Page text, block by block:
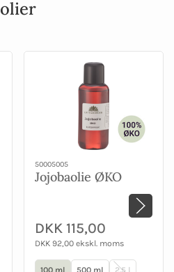
olier
50005005
Jojobaolie ØKO
DKK 115,00
DKK 92,00 ekskl. moms
100 ml 500 ml 2.5 l